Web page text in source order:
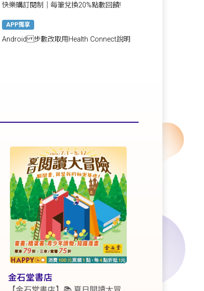
快樂購訂閱制｜每筆兌換20%點數回饋!
APP獨享
Android 步數改取用Health Connect說明
金石堂書店